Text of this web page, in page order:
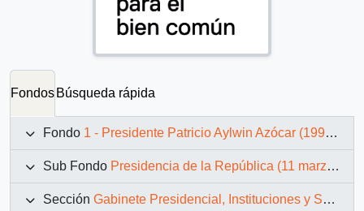
Fondos Búsqueda rápida
Fondo 1 - Presidente Patricio Aylwin Azócar (1990-1994)
Sub Fondo Presidencia de la República (11 marzo 1990 – 11 marzo 1994)
Sección Gabinete Presidencial, Instituciones y Servicios